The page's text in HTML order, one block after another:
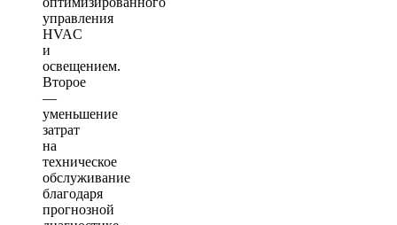
управления
HVAC
и
освещением.
Второе
—
уменьшение
затрат
на
техническое
обслуживание
благодаря
прогнозной